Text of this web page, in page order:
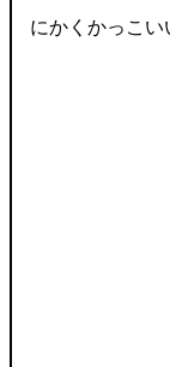
にかくかっこい